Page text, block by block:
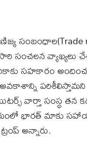
సంబంధాల(Trade
సంచలన వ్యాఖ్యలు
సహకారం
అవకాశాన్ని
వార్తా సంస్థ తన
భారత్ మాకు
అన్నారు.